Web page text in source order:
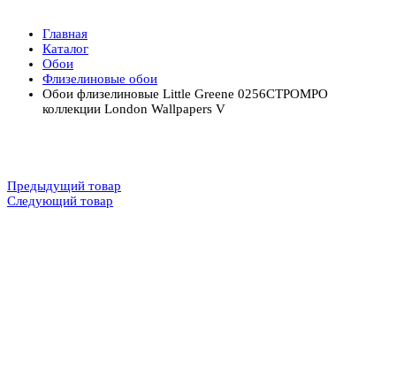
Главная
Каталог
Обои
Флизелиновые обои
Обои флизелиновые Little Greene 0256CTPOMPO
коллекции London Wallpapers V
Предыдущий товар
Следующий товар